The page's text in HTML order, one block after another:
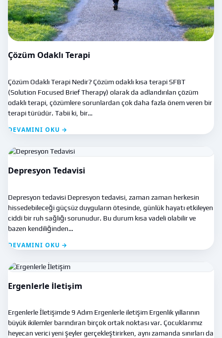
Çözüm Odaklı Terapi
Çözüm Odaklı Terapi Nedir? Çözüm odaklı kısa terapi SFBT
(Solution Focused Brief Therapy) olarak da adlandırılan çözüm
odaklı terapi, çözümlere sorunlardan çok daha fazla önem veren bir
terapi türüdür. Tabii ki, bir…
DEVAMINI OKU →
Depresyon Tedavisi
Depresyon tedavisi Depresyon tedavisi, zaman zaman herkesin
hissedebileceği güçsüz duyguların ötesinde, günlük hayatı etkileyen
ciddi bir ruh sağlığı sorunudur. Bu durum kısa vadeli olabilir ve
bazen kendiliğinden…
DEVAMINI OKU →
Ergenlerle İletişim
Ergenlerle İletişimde 9 Adım Ergenlerle iletişim Ergenlik yıllarının
büyük ikilemler barındıran birçok ortak noktası var. Çocuklarımız
heyecan verici yeni şeyler gerçekleştirirken, aynı zamanda sınırları da